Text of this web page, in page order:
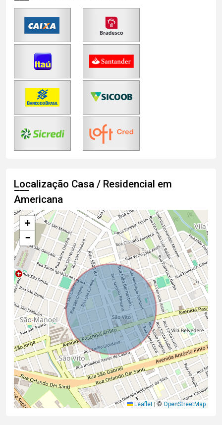
Localização Casa / Residencial em
Americana
+
−
Leaflet © OpenStreetMap